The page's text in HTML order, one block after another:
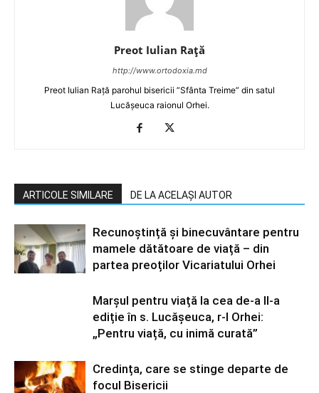
Preot Iulian Raţă
http://www.ortodoxia.md
Preot Iulian Rață parohul bisericii ”Sfânta Treime” din satul
Lucășeuca raionul Orhei.
ARTICOLE SIMILARE DE LA ACELAȘI AUTOR
Recunoștință și binecuvântare pentru
mamele dătătoare de viață – din
partea preoților Vicariatului Orhei
Marșul pentru viață la cea de-a II-a
ediție în s. Lucășeuca, r-l Orhei:
„Pentru viață, cu inimă curată”
Credința, care se stinge departe de
focul Bisericii